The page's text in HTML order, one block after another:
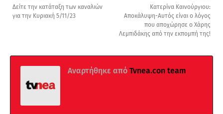
Κατερίνα Καινούργιου:
Αποκάλυψη-Αυτός είναι ο λόγος
που αποχώρησε ο Χάρης
Λεμπιδάκης από την εκπομπή της!
Δείτε την κατάταξη των καναλιών
για την Κυριακή 5/11/23
Αναρτήθηκε από Tvnea.con team